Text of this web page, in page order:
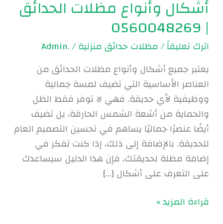
أشكال وأنواع مظلات الحدائق
| 0560048269
اترك تعليقاً/مظلات حدائق منزلية/
.Admin
يعتبر جميع أشكال وأنواع مظلات الحدائق من
العناصر الأساسية التي تضيف لمسة جمالية
ووظيفية لأي حديقة. فهي لا توفر فقط الظل
والحماية من أشعة الشمس الحارقة، بل تضيف
أيضًا عنصرًا جماليًا يساهم في تحسين التصميم العام
للحديقة. بالإضافة إلى ذلك، إذا كنت تفكر في
إضافة مظلة لحديقتك، فإن هذا الدليل سيساعدك
على التعرف على أشكال […]
قراءة المزيد »